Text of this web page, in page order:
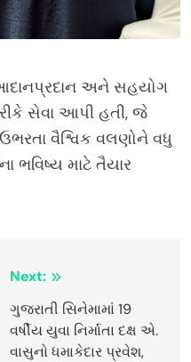
અને સહયોગ
સેવા આપી હતી, જે
વૈશ્વિક વલણોને વધુ
ભવિષ્ય માટે તૈયાર
Next:
ગુજરાતી સિનેમામાં 19
વર્ષીય યુવા નિર્માતા દક્ષ એ.
વાસુનો ધમાકેદાર પ્રવેશ,